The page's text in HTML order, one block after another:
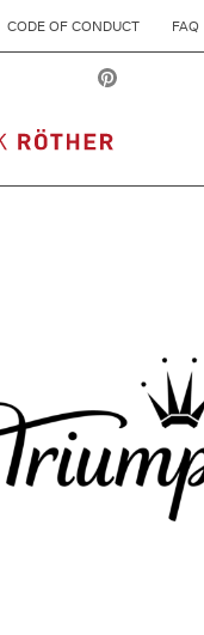
CODE OF CONDUCT FAQ